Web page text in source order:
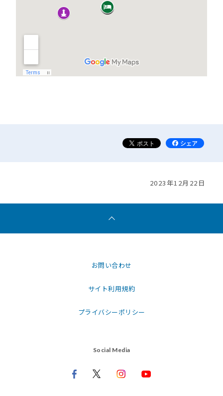
2023年12月22日
お問い合わせ
サイト利用規約
プライバシーポリシー
Social Media